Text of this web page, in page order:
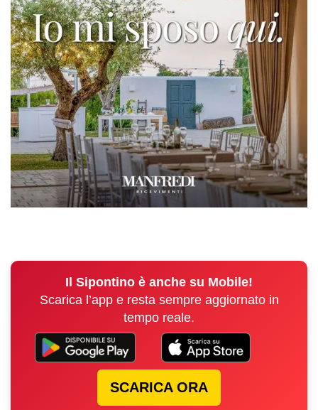
Il Sipontino è anche su Mobile!
Scarica l’app e resta sempre aggiornato in
tempo reale.
SCARICA ORA